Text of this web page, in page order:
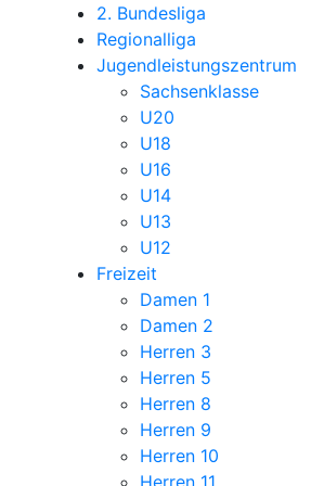
2. Bundesliga
Regionalliga
Jugendleistungszentrum
Sachsenklasse
U20
U18
U16
U14
U13
U12
Freizeit
Damen 1
Damen 2
Herren 3
Herren 5
Herren 8
Herren 9
Herren 10
Herren 11